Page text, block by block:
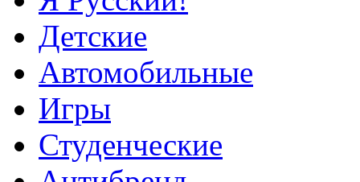
Детские
Автомобильные
Игры
Студенческие